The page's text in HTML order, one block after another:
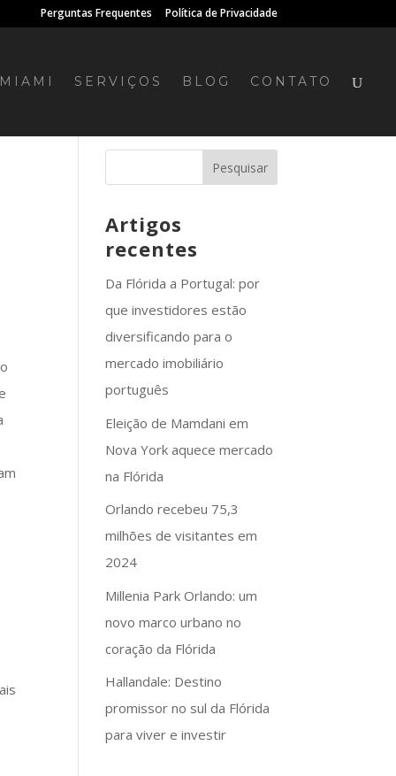
Perguntas Frequentes Política de Privacidade
MIAMI SERVIÇOS BLOG CONTATO
Artigos
recentes
Da Flórida a Portugal: por
que investidores estão
diversificando para o
mercado imobiliário
português
Eleição de Mamdani em
Nova York aquece mercado
na Flórida
Orlando recebeu 75,3
milhões de visitantes em
2024
Millenia Park Orlando: um
novo marco urbano no
coração da Flórida
Hallandale: Destino
promissor no sul da Flórida
para viver e investir